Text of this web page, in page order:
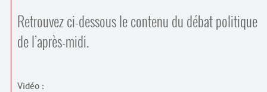
Retrouvez ci-dessous le contenu du débat politique
de l’après-midi.
Vidéo :